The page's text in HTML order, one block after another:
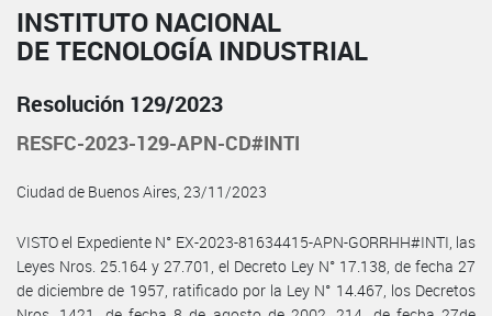
INSTITUTO NACIONAL
DE TECNOLOGÍA INDUSTRIAL
Resolución 129/2023
RESFC-2023-129-APN-CD#INTI
Ciudad de Buenos Aires, 23/11/2023
VISTO el Expediente N° EX-2023-81634415-APN-GORRHH#INTI, las
Leyes Nros. 25.164 y 27.701, el Decreto Ley N° 17.138, de fecha 27
de diciembre de 1957, ratificado por la Ley N° 14.467, los Decretos